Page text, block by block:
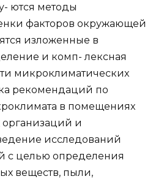
ются методы
факторов окружающей
изложенные в
и комп- лексная
микроклиматических
рекомендаций по
в помещениях
и
исследований
с целью определения
веществ, пыли,